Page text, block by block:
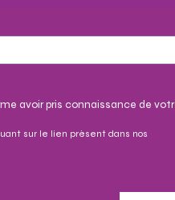
avoir pris connaissance de
sur le lien présent dans nos